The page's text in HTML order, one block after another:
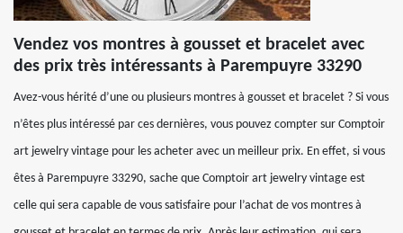
Vendez vos montres à gousset et bracelet avec
des prix très intéressants à Parempuyre 33290
Avez-vous hérité d’une ou plusieurs montres à gousset et bracelet ? Si vous
n’êtes plus intéressé par ces dernières, vous pouvez compter sur Comptoir
art jewelry vintage pour les acheter avec un meilleur prix. En effet, si vous
êtes à Parempuyre 33290, sache que Comptoir art jewelry vintage est
celle qui sera capable de vous satisfaire pour l’achat de vos montres à